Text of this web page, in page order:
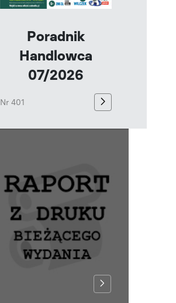
Poradnik
Handlowca
07/2026
Nr 401